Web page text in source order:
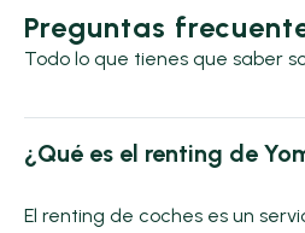
Preguntas
Todo lo que tienes que saber
¿Qué es el renting de
El renting de coches es un